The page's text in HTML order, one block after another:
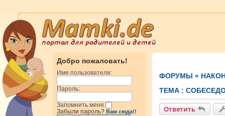
Добро пожаловать!
Имя пользователя:
Пароль:
Запомнить меня
Забыли пароль? Вам сюда!!
ФОРУМЫ «
ТЕМА :
Ответить